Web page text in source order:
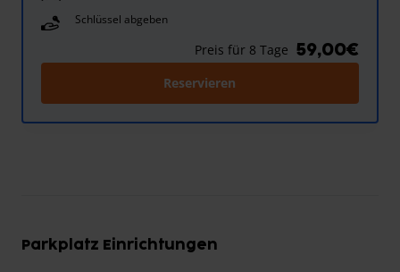
Schlüssel abgeben
Preis für 8 Tage 59,00€
Reservieren
Parkplatz Einrichtungen